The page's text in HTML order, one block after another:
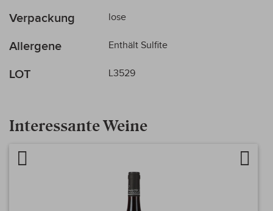
Verpackung lose
Allergene Enthält Sulfite
LOT L3529
Interessante Weine